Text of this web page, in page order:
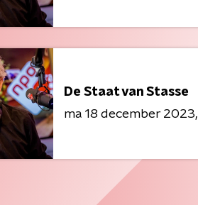
De Staat van Stasse
ma 18 december 2023